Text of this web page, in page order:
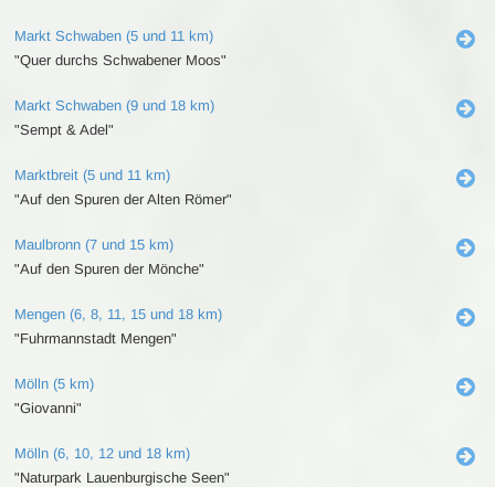
Markt Schwaben (5 und 11 km)
"Quer durchs Schwabener Moos"
Markt Schwaben (9 und 18 km)
"Sempt & Adel"
Marktbreit (5 und 11 km)
"Auf den Spuren der Alten Römer"
Maulbronn (7 und 15 km)
"Auf den Spuren der Mönche"
Mengen (6, 8, 11, 15 und 18 km)
"Fuhrmannstadt Mengen"
Mölln (5 km)
"Giovanni"
Mölln (6, 10, 12 und 18 km)
"Naturpark Lauenburgische Seen"